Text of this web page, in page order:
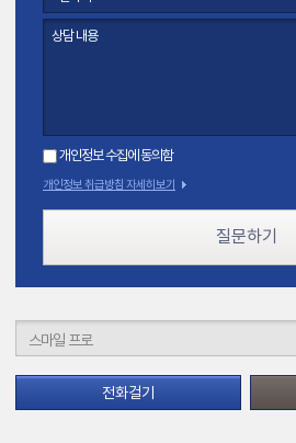
개인정보 수집에 동의함
개인정보 취급방침 자세히보기
질문하기
전화걸기